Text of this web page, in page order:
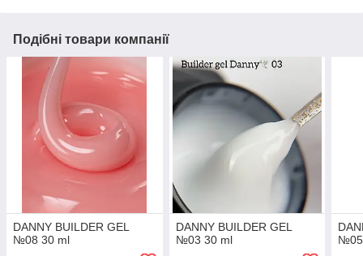
Подібні товари компанії
DANNY BUILDER GEL
№08 30 ml
DANNY BUILDER GEL
№03 30 ml
№05